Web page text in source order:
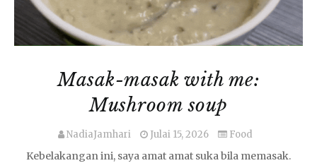
Masak-masak with me:
Mushroom soup
NadiaJamhari Julai 15, 2026 Food
Kebelakangan ini, saya amat amat suka bila memasak.